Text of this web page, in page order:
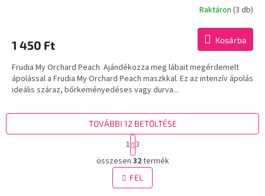
Raktáron (3 db)
1 450 Ft Kosárba
Frudia My Orchard Peach Ajándékozza meg lábait megérdemelt
ápolással a Frudia My Orchard Peach maszkkal. Ez az intenzív ápolás
ideális száraz, bőrkeményedéses vagy durva...
L
i
s
t
TOVÁBBI 12 BETÖLTÉSE
L
a
p
o
z
á
1 3
összesen 32termék
FEL